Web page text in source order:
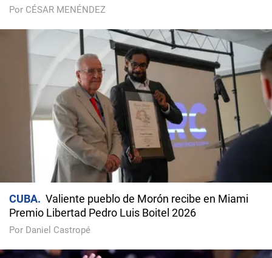
Por CÉSAR MENÉNDEZ
CUBA
Valiente pueblo de Morón recibe en Miami
Premio Libertad Pedro Luis Boitel 2026
Por Daniel Castropé